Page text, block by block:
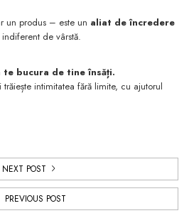
un produs – este un aliat de încredere
de vârstă.
bucura de tine însăți.
intimitatea fără limite, cu ajutorul
NEXT POST
PREVIOUS POST